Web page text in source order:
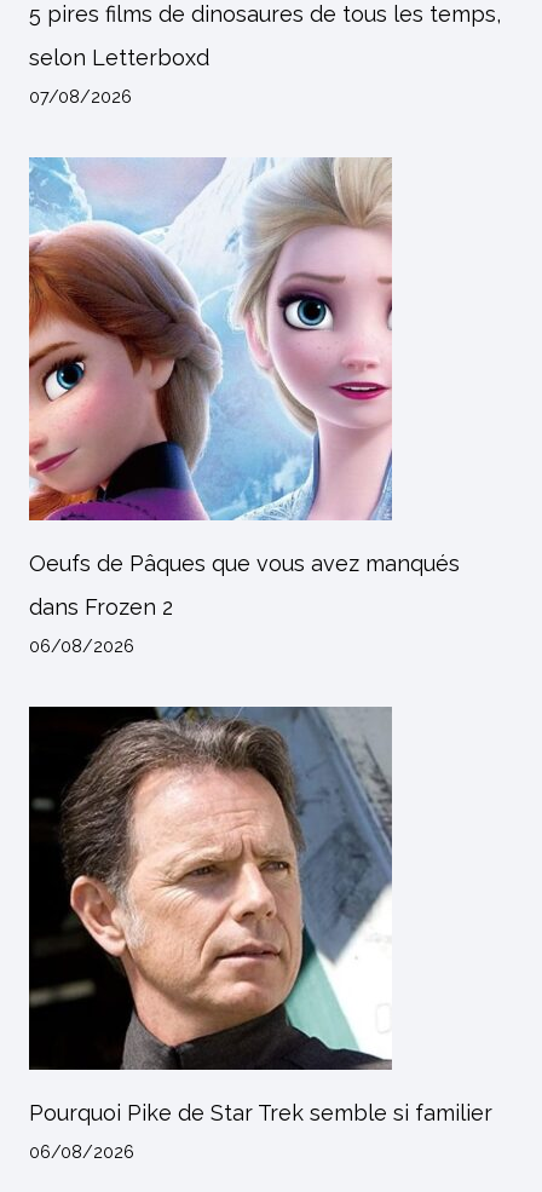
5 pires films de dinosaures de tous les temps,
selon Letterboxd
07/08/2026
Oeufs de Pâques que vous avez manqués
dans Frozen 2
06/08/2026
Pourquoi Pike de Star Trek semble si familier
06/08/2026